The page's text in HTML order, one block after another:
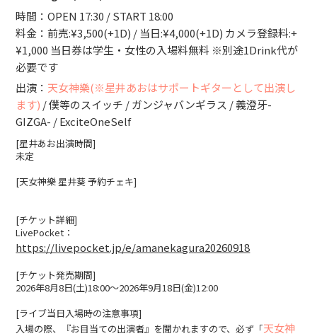
WEBSHOP
時間：OPEN 17:30 / START 18:00
料金：前売:¥3,500(+1D) / 当日:¥4,000(+1D) カメラ登録料:+
¥1,000 当日券は学生・女性の入場料無料 ※別途1Drink代が
必要です
出演： 天女神樂(※星井あおはサポートギターとして出演し
ます) / 僕等のスイッチ / ガンジャバンギラス / 義澄牙-
GIZGA- / ExciteOneSelf
[星井あお出演時間]
未定
[天女神樂 星井葵 予約チェキ]
[チケット詳細]
LivePocket：
https://livepocket.jp/e/amanekagura20260918
[チケット発売期間]
2026年8月8日(土)18:00〜2026年9月18日(金)12:00
[ライブ当日入場時の注意事項]
入場の際、『お目当ての出演者』を聞かれますので、必ず「天女神